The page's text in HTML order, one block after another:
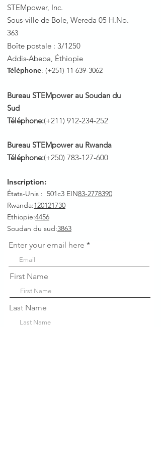
STEMpower, Inc.
Sous-ville de Bole, Wereda 05 H.No.
363
Boîte postale : 3/1250
Addis-Abeba, Éthiopie
Téléphone: (+251) 11 639-3062
Bureau STEMpower au Soudan du
Sud
Téléphone:(+211) 912-234-252
Bureau STEMpower au Rwanda
Téléphone:(+250) 783-127-600
Inscription:
États-Unis : 501c3 EIN83-2778390
Rwanda:120121730
Ethiopie:4456
Soudan du sud:3863
Enter your email here
First Name
Last Name